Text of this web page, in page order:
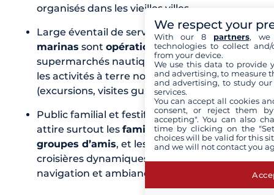
organisés dans les vieilles villes.
Large éventail de services : toutes les
marinas sont opérationnelles, les
supermarchés nautiques bien fournis, et
les activités à terre nombreuses
(excursions, visites guidées, dégustations).
Public familial et festif : cette période
attire surtout les famillesavec enfants, les
groupes d’amis, et les amateurs de
croisières dynamiques, souhaitant allier
navigation et ambiance de vacances.
We respect your
With our 8 partners, we
technologies to collect
from your device.
We use this data to provide
and advertising, to measure
and advertising, to study
services.
You can accept all cookies
consent, or reject them
accepting". You can also
time by clicking on the
choices will be valid for this
and we will not contact you